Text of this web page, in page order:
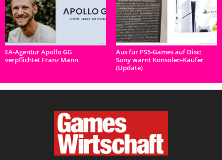
EA-Agentur Apollo GG
verpflichtet Franz Mann
Aus für PS5-Games auf Disc:
Sony warnt Konsolen-Käufer
(Update)